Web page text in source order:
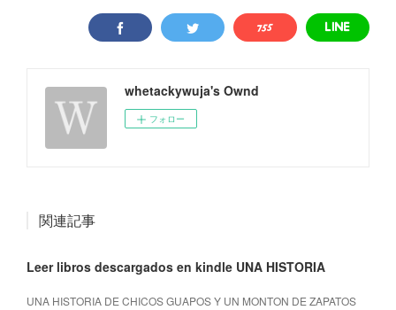
whetackywuja's Ownd
フォロー
関連記事
Leer libros descargados en kindle UNA HISTORIA
UNA HISTORIA DE CHICOS GUAPOS Y UN MONTON DE ZAPATOS